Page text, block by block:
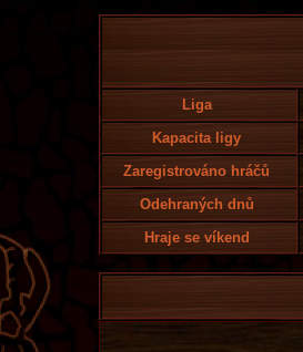
Liga
Kapacita ligy
Zaregistrováno hráčů
Odehraných dnů
Hraje se víkend